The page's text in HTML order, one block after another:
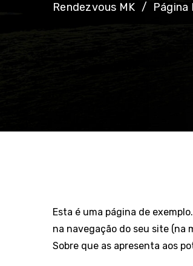
Rendezvous MK Página
Esta é uma página de
na navegação do seu site (na
Sobre que as apresenta aos